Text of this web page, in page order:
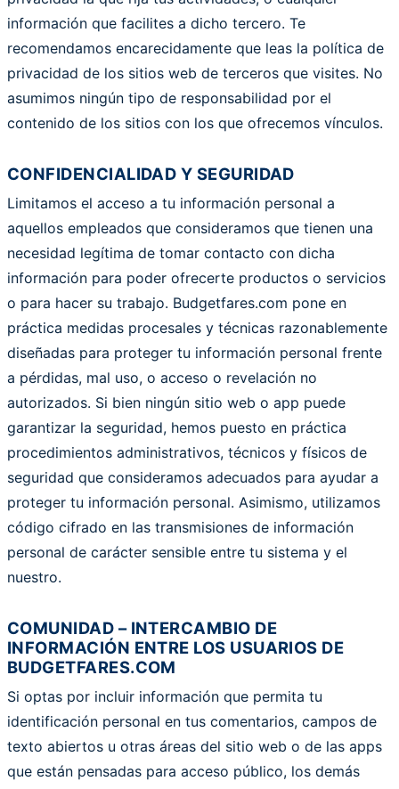
información que facilites a dicho tercero. Te
recomendamos encarecidamente que leas la política de
privacidad de los sitios web de terceros que visites. No
asumimos ningún tipo de responsabilidad por el
contenido de los sitios con los que ofrecemos vínculos.
CONFIDENCIALIDAD Y SEGURIDAD
Limitamos el acceso a tu información personal a
aquellos empleados que consideramos que tienen una
necesidad legítima de tomar contacto con dicha
información para poder ofrecerte productos o servicios
o para hacer su trabajo. Budgetfares.com pone en
práctica medidas procesales y técnicas razonablemente
diseñadas para proteger tu información personal frente
a pérdidas, mal uso, o acceso o revelación no
autorizados. Si bien ningún sitio web o app puede
garantizar la seguridad, hemos puesto en práctica
procedimientos administrativos, técnicos y físicos de
seguridad que consideramos adecuados para ayudar a
proteger tu información personal. Asimismo, utilizamos
código cifrado en las transmisiones de información
personal de carácter sensible entre tu sistema y el
nuestro.
COMUNIDAD – INTERCAMBIO DE
INFORMACIÓN ENTRE LOS USUARIOS DE
BUDGETFARES.COM
Si optas por incluir información que permita tu
identificación personal en tus comentarios, campos de
texto abiertos u otras áreas del sitio web o de las apps
que están pensadas para acceso público, los demás